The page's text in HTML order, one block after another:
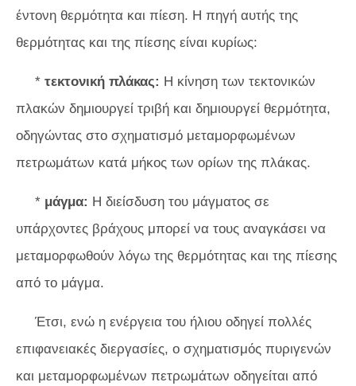
έντονη θερμότητα και πίεση. Η πηγή αυτής της
θερμότητας και της πίεσης είναι κυρίως:
* τεκτονική πλάκας: Η κίνηση των τεκτονικών
πλακών δημιουργεί τριβή και δημιουργεί θερμότητα,
οδηγώντας στο σχηματισμό μεταμορφωμένων
πετρωμάτων κατά μήκος των ορίων της πλάκας.
* μάγμα: Η διείσδυση του μάγματος σε
υπάρχοντες βράχους μπορεί να τους αναγκάσει να
μεταμορφωθούν λόγω της θερμότητας και της πίεσης
από το μάγμα.
Έτσι, ενώ η ενέργεια του ήλιου οδηγεί πολλές
επιφανειακές διεργασίες, ο σχηματισμός πυριγενών
και μεταμορφωμένων πετρωμάτων οδηγείται από